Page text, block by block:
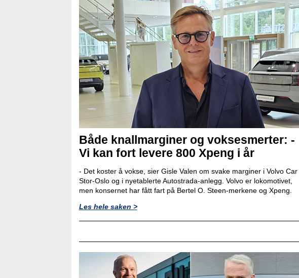
Både knallmarginer og voksesmerter: -
Vi kan fort levere 800 Xpeng i år
- Det koster å vokse, sier Gisle Valen om svake marginer i Volvo Car
Stor-Oslo og i nyetablerte Autostrada-anlegg. Volvo er lokomotivet,
men konsernet har fått fart på Bertel O. Steen-merkene og Xpeng.
Les hele saken >